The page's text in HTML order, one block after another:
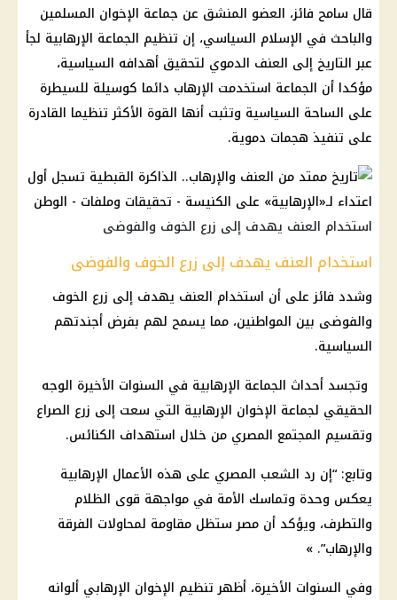
قال سامح فائز، العضو المنشق عن جماعة الإخوان المسلمين
والباحث في الإسلام السياسي، إن تنظيم الجماعة الإرهابية لجأ
عبر التاريخ إلى العنف الدموي لتحقيق أهدافه السياسية،
مؤكدا أن الجماعة استخدمت الإرهاب دائما كوسيلة للسيطرة
على الساحة السياسية وتثبت أنها القوة الأكثر تنظيما القادرة
على تنفيذ هجمات دموية.
استخدام العنف يهدف إلى زرع الخوف والفوضى
استخدام العنف يهدف إلى زرع الخوف والفوضى
وشدد فائز على أن استخدام العنف يهدف إلى زرع الخوف
والفوضى بين المواطنين، مما يسمح لهم بفرض أجندتهم
السياسية.
وتجسد أحداث الجماعة الإرهابية في السنوات الأخيرة الوجه
الحقيقي لجماعة الإخوان الإرهابية التي سعت إلى زرع الصراع
وتقسيم المجتمع المصري من خلال استهداف الكنائس.
وتابع: “إن رد الشعب المصري على هذه الأعمال الإرهابية
يعكس وحدة وتماسك الأمة في مواجهة قوى الظلام
والتطرف، ويؤكد أن مصر ستظل مقاومة لمحاولات الفرقة
والإرهاب”. »
وفي السنوات الأخيرة، أظهر تنظيم الإخوان الإرهابي ألوانه